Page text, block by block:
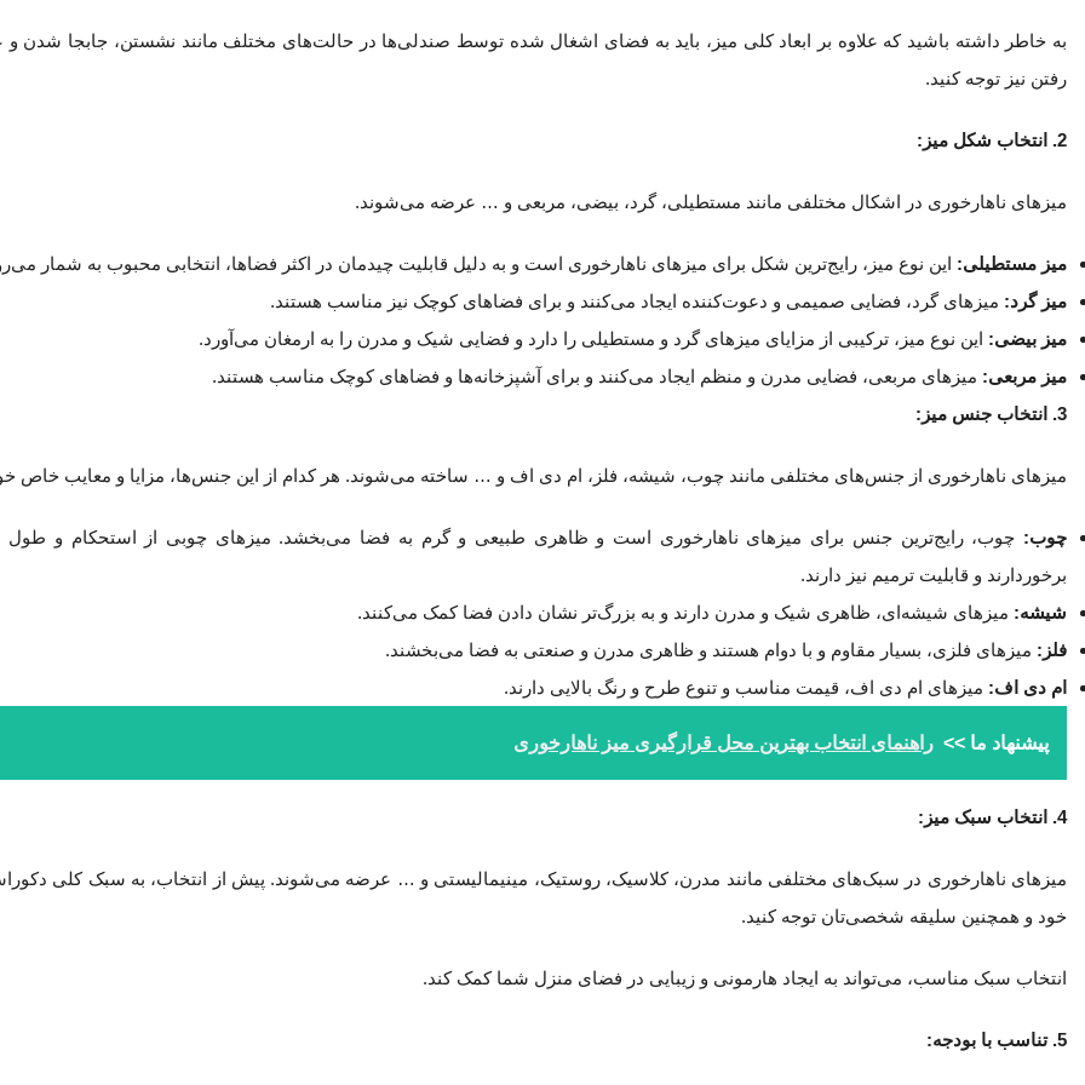
به خاطر داشته باشید که علاوه بر ابعاد کلی میز، باید به فضای اشغال شده توسط صندلی‌ها در حالت‌های مختلف مانند نشستن، جابجا شدن
رفتن نیز توجه کنید.
2. انتخاب شکل میز:
میزهای ناهارخوری در اشکال مختلفی مانند مستطیلی، گرد، بیضی، مربعی و … عرضه می‌شوند.
میز مستطیلی: این نوع میز، رایج‌ترین شکل برای میزهای ناهارخوری است و به دلیل قابلیت چیدمان در اکثر فضاها، انتخابی محبوب به شمار
میز گرد: میزهای گرد، فضایی صمیمی و دعوت‌کننده ایجاد می‌کنند و برای فضاهای کوچک نیز مناسب هستند.
میز بیضی: این نوع میز، ترکیبی از مزایای میزهای گرد و مستطیلی را دارد و فضایی شیک و مدرن را به ارمغان می‌آورد.
میز مربعی: میزهای مربعی، فضایی مدرن و منظم ایجاد می‌کنند و برای آشپزخانه‌ها و فضاهای کوچک مناسب هستند.
3. انتخاب جنس میز:
میزهای ناهارخوری از جنس‌های مختلفی مانند چوب، شیشه، فلز، ام دی اف و … ساخته می‌شوند. هر کدام از این جنس‌ها، مزایا و معایب خاص
چوب: چوب، رایج‌ترین جنس برای میزهای ناهارخوری است و ظاهری طبیعی و گرم به فضا می‌بخشد. میزهای چوبی از استحکام و طول
برخوردارند و قابلیت ترمیم نیز دارند.
شیشه: میزهای شیشه‌ای، ظاهری شیک و مدرن دارند و به بزرگ‌تر نشان دادن فضا کمک می‌کنند.
فلز: میزهای فلزی، بسیار مقاوم و با دوام هستند و ظاهری مدرن و صنعتی به فضا می‌بخشند.
ام دی اف: میزهای ام دی اف، قیمت مناسب و تنوع طرح و رنگ بالایی دارند.
پیشنهاد ما >> راهنمای انتخاب بهترین محل قرارگیری میز ناهارخوری
4. انتخاب سبک میز:
میزهای ناهارخوری در سبک‌های مختلفی مانند مدرن، کلاسیک، روستیک، مینیمالیستی و … عرضه می‌شوند. پیش از انتخاب، به سبک کلی
خود و همچنین سلیقه شخصی‌تان توجه کنید.
انتخاب سبک مناسب، می‌تواند به ایجاد هارمونی و زیبایی در فضای منزل شما کمک کند.
5. تناسب با بودجه: